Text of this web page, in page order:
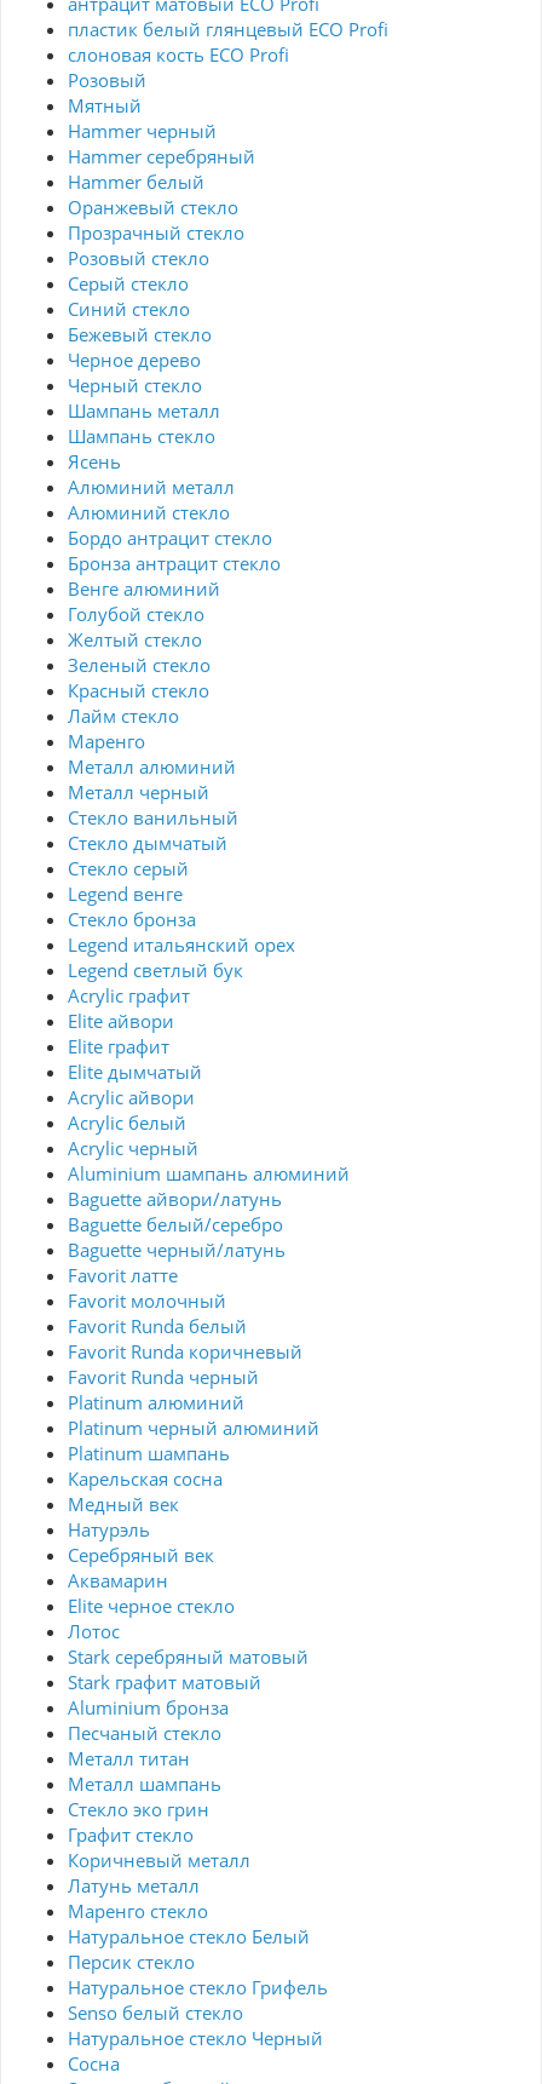
пластик белый глянцевый ECO Profi
слоновая кость ECO Profi
Розовый
Мятный
Hammer черный
Hammer серебряный
Hammer белый
Оранжевый стекло
Прозрачный стекло
Розовый стекло
Серый стекло
Синий стекло
Бежевый стекло
Черное дерево
Черный стекло
Шампань металл
Шампань стекло
Ясень
Алюминий металл
Алюминий стекло
Бордо антрацит стекло
Бронза антрацит стекло
Венге алюминий
Голубой стекло
Желтый стекло
Зеленый стекло
Красный стекло
Лайм стекло
Маренго
Металл алюминий
Металл черный
Стекло ванильный
Стекло дымчатый
Стекло серый
Legend венге
Стекло бронза
Legend итальянский орех
Legend светлый бук
Acrylic графит
Elite айвори
Elite графит
Elite дымчатый
Acrylic айвори
Acrylic белый
Acrylic черный
Aluminium шампань алюминий
Baguette айвори/латунь
Baguette белый/серебро
Baguette черный/латунь
Favorit латте
Favorit молочный
Favorit Runda белый
Favorit Runda коричневый
Favorit Runda черный
Platinum алюминий
Platinum черный алюминий
Platinum шампань
Карельская сосна
Медный век
Натурэль
Серебряный век
Аквамарин
Elite черное стекло
Лотос
Stark серебряный матовый
Stark графит матовый
Aluminium бронза
Песчаный стекло
Металл титан
Металл шампань
Стекло эко грин
Графит стекло
Коричневый металл
Латунь металл
Маренго стекло
Натуральное стекло Белый
Персик стекло
Натуральное стекло Грифель
Senso белый стекло
Натуральное стекло Черный
Сосна